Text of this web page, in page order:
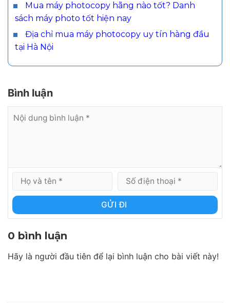
Mua máy photocopy hãng nào tốt? Danh
sách máy photo tốt hiện nay
Địa chỉ mua máy photocopy uy tín hàng đầu
tại Hà Nội
Bình luận
GỬI ĐI
0 bình luận
Hãy là người đầu tiên để lại bình luận cho bài viết này!